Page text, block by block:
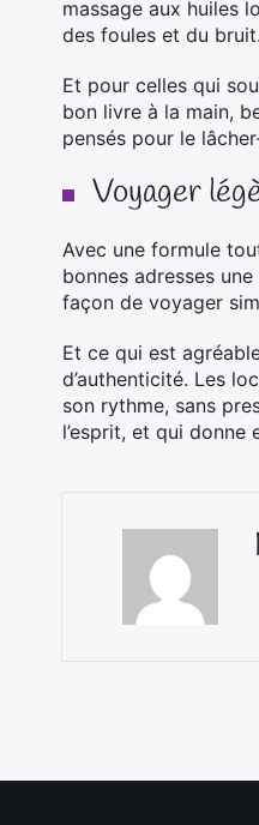
massage aux huiles
des foules et du bruit.
Et pour celles qui
bon livre à la main,
pensés pour le
Voyager
Avec une formule
bonnes adresses
façon de voyager
Et ce qui est
d’authenticité. Les
son rythme, sans
l’esprit, et qui donne